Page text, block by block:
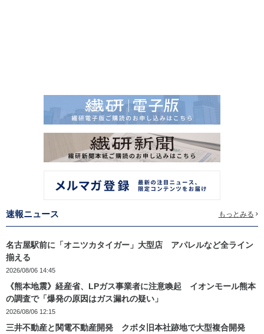
速報ニュース もっとみる
名古屋駅前に「オニツカタイガー」大型店 アパレルなど全ライン
揃える
2026/08/06 14:45
《熊本地震》経産省、LPガス事業者に注意喚起 イオンモール熊本
の調査で「爆発の原因はガス漏れの疑い」
2026/08/06 12:15
三井不動産と関電不動産開発 クボタ旧本社跡地で大型複合開発